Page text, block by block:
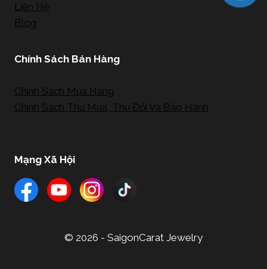
Liên Hệ
Blog
Chính Sách Bán Hàng
Chính Sách Mua Hàng
Chính Sách Thu Mua, Thu Đổi Và Bảo Hành
Mạng Xã Hội
© 2026 - SaigonCarat Jewelry